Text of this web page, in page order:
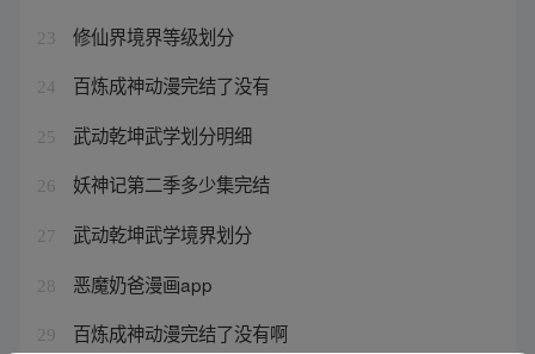
23 修仙界境界等级划分
24 百炼成神动漫完结了没有
25 武动乾坤武学划分明细
26 妖神记第二季多少集完结
27 武动乾坤武学境界划分
28 恶魔奶爸漫画app
29 百炼成神动漫完结了没有啊